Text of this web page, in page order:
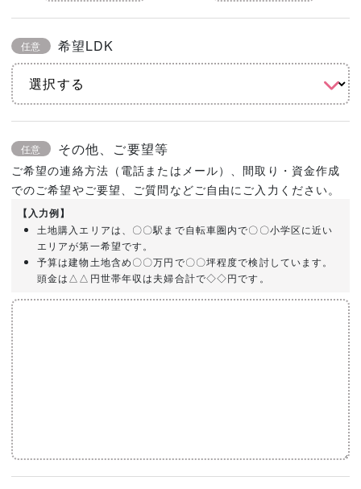
任意 希望LDK
任意 その他、ご要望等
ご希望の連絡方法（電話またはメール）、間取り・資金作成
でのご希望やご要望、ご質問などご自由にご入力ください。
【入力例】
土地購入エリアは、〇〇駅まで自転車圏内で〇〇小学区に近い
エリアが第一希望です。
予算は建物土地含め〇〇万円で〇〇坪程度で検討しています。
頭金は△△円世帯年収は夫婦合計で◇◇円です。